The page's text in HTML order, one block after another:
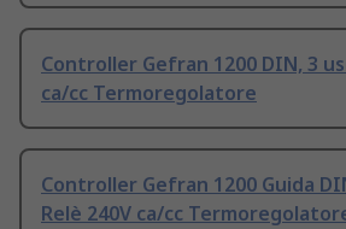
Controller Gefran 1200 DIN, 3
ca/cc Termoregolatore
Controller Gefran 1200 Guida
Relè 240V ca/cc